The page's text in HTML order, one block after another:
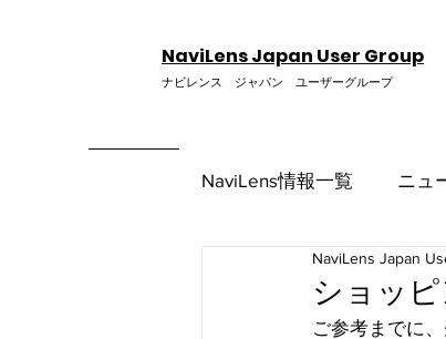
ナビレンス ジャパン ユーザーグループ
NaviLens Japan User Group
NaviLens情報一覧 ニュ
ショッ
NaviLens Japan
ご参考までに